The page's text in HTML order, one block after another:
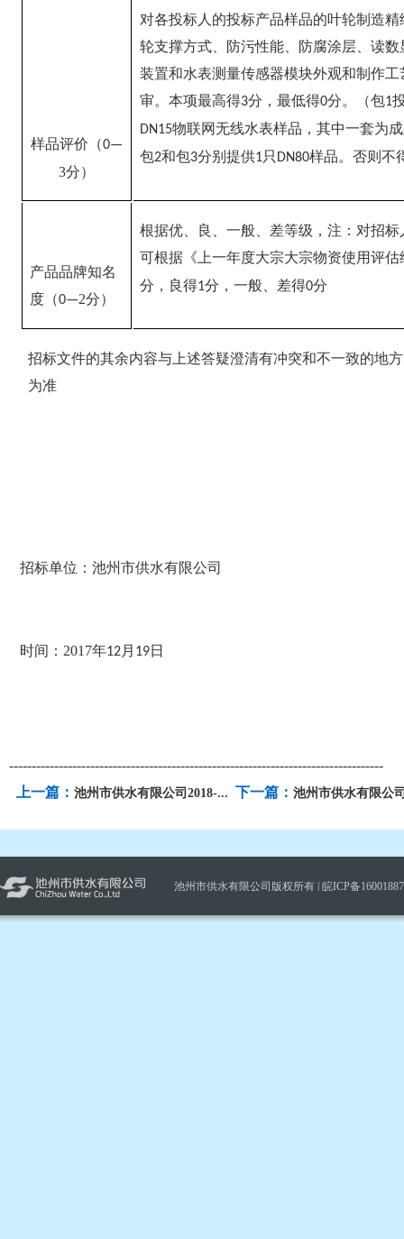
样品评价（0—
3分）
对各投标人的投标产品样品的叶轮制造
轮支撑方式、防污性能、防腐涂层、读
装置和水表测量传感器模块外观和制作
审。本项最高得3分，最低得0分。（包1
DN15物联网无线水表样品，其中一套为
包2和包3分别提供1只 DN80样品。否则不
产品品牌知名
度（0—2分）
根据优、良、一般、差等级，注：对招
可根据《上一年度大宗大宗物资使用评估
分，良得1分，一般、差得0分
招标文件的其余内容与上述答疑澄清有冲突和不一致的地
为准
招标单位：池州市供水有限公司
时间： 2017年12月 19日
-----------------------------------------------------------------------------------
上一篇： 池州市供水有限公司2018-... 下一篇： 池州市供水有限公
池州市供水有限公司版权所有 | 皖ICP备